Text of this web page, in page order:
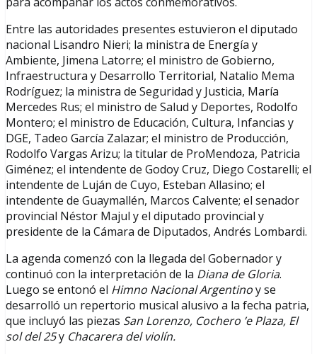
Entre las autoridades presentes estuvieron el diputado
nacional Lisandro Nieri; la ministra de Energía y
Ambiente, Jimena Latorre; el ministro de Gobierno,
Infraestructura y Desarrollo Territorial, Natalio Mema
Rodríguez; la ministra de Seguridad y Justicia, María
Mercedes Rus; el ministro de Salud y Deportes, Rodolfo
Montero; el ministro de Educación, Cultura, Infancias y
DGE, Tadeo García Zalazar; el ministro de Producción,
Rodolfo Vargas Arizu; la titular de ProMendoza, Patricia
Giménez; el intendente de Godoy Cruz, Diego Costarelli; el
intendente de Luján de Cuyo, Esteban Allasino; el
intendente de Guaymallén, Marcos Calvente; el senador
provincial Néstor Majul y el diputado provincial y
presidente de la Cámara de Diputados, Andrés Lombardi.
La agenda comenzó con la llegada del Gobernador y
continuó con la interpretación de la Diana de Gloria.
Luego se entonó el Himno Nacional Argentinoy se
desarrolló un repertorio musical alusivo a la fecha patria,
que incluyó las piezas San Lorenzo, Cochero ’e Plaza, El
sol del 25y Chacarera del violín.